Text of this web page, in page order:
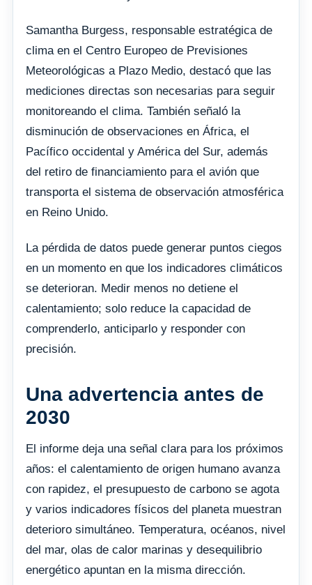
Samantha Burgess, responsable estratégica de
clima en el Centro Europeo de Previsiones
Meteorológicas a Plazo Medio, destacó que las
mediciones directas son necesarias para seguir
monitoreando el clima. También señaló la
disminución de observaciones en África, el
Pacífico occidental y América del Sur, además
del retiro de financiamiento para el avión que
transporta el sistema de observación atmosférica
en Reino Unido.
La pérdida de datos puede generar puntos ciegos
en un momento en que los indicadores climáticos
se deterioran. Medir menos no detiene el
calentamiento; solo reduce la capacidad de
comprenderlo, anticiparlo y responder con
precisión.
Una advertencia antes de
2030
El informe deja una señal clara para los próximos
años: el calentamiento de origen humano avanza
con rapidez, el presupuesto de carbono se agota
y varios indicadores físicos del planeta muestran
deterioro simultáneo. Temperatura, océanos, nivel
del mar, olas de calor marinas y desequilibrio
energético apuntan en la misma dirección.